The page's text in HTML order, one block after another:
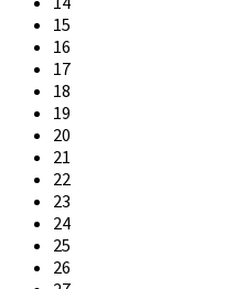
15
16
17
18
19
20
21
22
23
24
25
26